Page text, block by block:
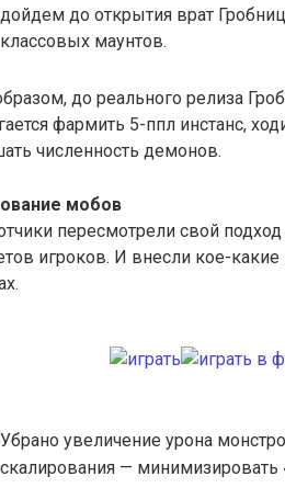
дойдем до открытия врат
классовых маунтов.
до реального релиза
фармить 5-ппл инстанс,
численность демонов.
мобов
пересмотрели свой
игроков. И внесли кое-
Убрано увеличение урона
скалирования —